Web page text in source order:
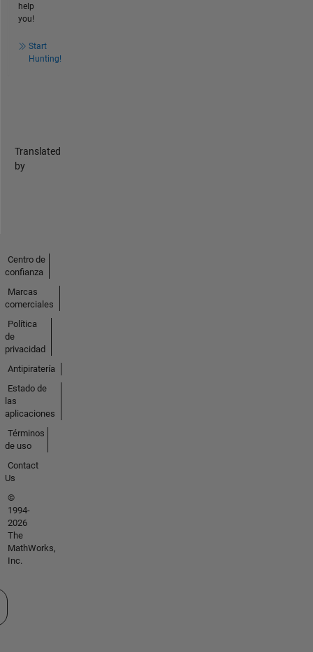
help
you!
Start
Hunting!
Translated
by
Centro de
confianza
Marcas
comerciales
Política
de
privacidad
Antipiratería
Estado de
las
aplicaciones
Términos
de uso
Contact
Us
©
1994-
2026
The
MathWorks,
Inc.
un país/idioma